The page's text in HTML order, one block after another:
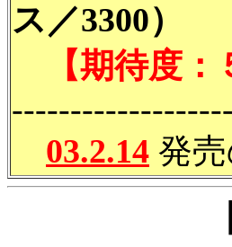
ス／3300）
【期待度：
03.2.14 発売